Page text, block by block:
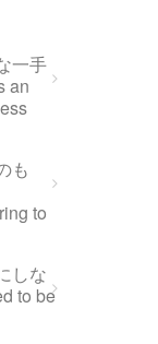
一手
an
も
to
しな
to be